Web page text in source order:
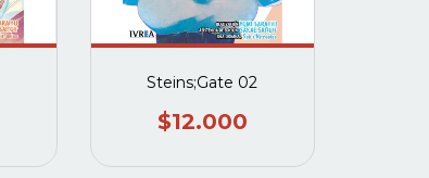
Steins;Gate 02
$12.000